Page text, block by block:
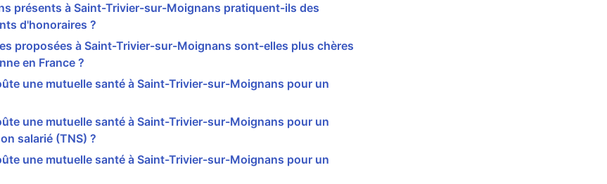
présents à Saint-Trivier-sur-Moignans pratiquent-ils des
d'honoraires ?
proposées à Saint-Trivier-sur-Moignans sont-elles plus chères
en France ?
une mutuelle santé à Saint-Trivier-sur-Moignans pour un
une mutuelle santé à Saint-Trivier-sur-Moignans pour un
salarié (TNS) ?
une mutuelle santé à Saint-Trivier-sur-Moignans pour un